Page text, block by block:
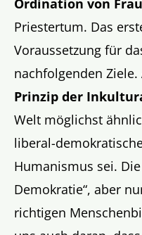
Ordination von
Priestertum. Das
Voraussetzung für
nachfolgenden
Prinzip der
Welt möglichst
liberal-
Humanismus sei.
Demokratie“, aber
richtigen